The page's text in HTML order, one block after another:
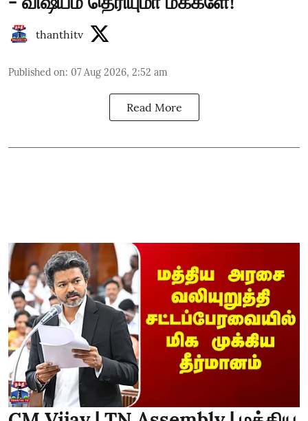
thanthitv
Published on: 07 Aug 2026, 2:52 am
Read More